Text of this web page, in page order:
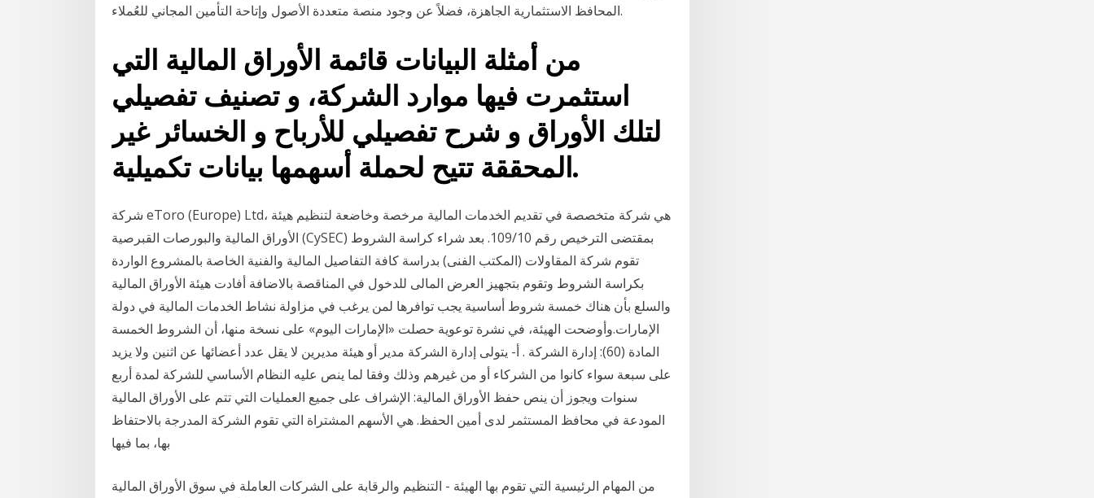
المحافظ الاستثمارية الجاهزة، فضلاً عن وجود منصة متعددة الأصول وإتاحة التأمين المجاني للعُملاء.
من أمثلة البيانات قائمة الأوراق المالية التي
استثمرت فيها موارد الشركة، و تصنيف تفصيلي
لتلك الأوراق و شرح تفصيلي للأرباح و الخسائر غير
المحققة تتيح لحملة أسهمها بيانات تكميلية.
شركة eToro (Europe) Ltd، هي شركة متخصصة في تقديم الخدمات المالية مرخصة وخاضعة لتنظيم هيئة
الأوراق المالية والبورصات القبرصية (CySEC) بمقتضى الترخيص رقم 109/10. بعد شراء كراسة الشروط
تقوم شركة المقاولات (المكتب الفنى) بدراسة كافة التفاصيل المالية والفنية الخاصة بالمشروع الواردة
بكراسة الشروط وتقوم بتجهيز العرض المالى للدخول في المناقصة بالاضافة أفادت هيئة الأوراق المالية
والسلع بأن هناك خمسة شروط أساسية يجب توافرها لمن يرغب في مزاولة نشاط الخدمات المالية في دولة
الإمارات.وأوضحت الهيئة، في نشرة توعوية حصلت «الإمارات اليوم» على نسخة منها، أن الشروط الخمسة
المادة (60): إدارة الشركة . أ- يتولى إدارة الشركة مدير أو هيئة مديرين لا يقل عدد أعضائها عن اثنين ولا يزيد
على سبعة سواء كانوا من الشركاء أو من غيرهم وذلك وفقا لما ينص عليه النظام الأساسي للشركة لمدة أربع
سنوات ويجوز أن ينص حفظ الأوراق المالية: الإشراف على جميع العمليات التي تتم على الأوراق المالية
المودعة في محافظ المستثمر لدى أمين الحفظ. هي الأسهم المشتراة التي تقوم الشركة المدرجة بالاحتفاظ
بها، بما فيها
من المهام الرئيسية التي تقوم بها الهيئة - التنظيم والرقابة على الشركات العاملة في سوق الأوراق المالية